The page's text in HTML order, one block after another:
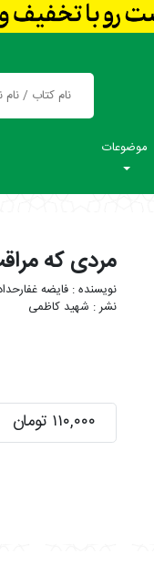
موضوعات
مردی که
فایضه
شهید کاظمی
۱۱۰,۰۰۰ تومان